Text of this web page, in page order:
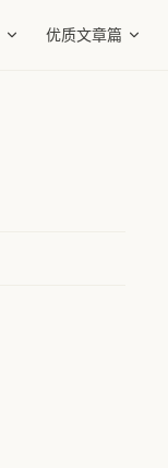
优质文章篇